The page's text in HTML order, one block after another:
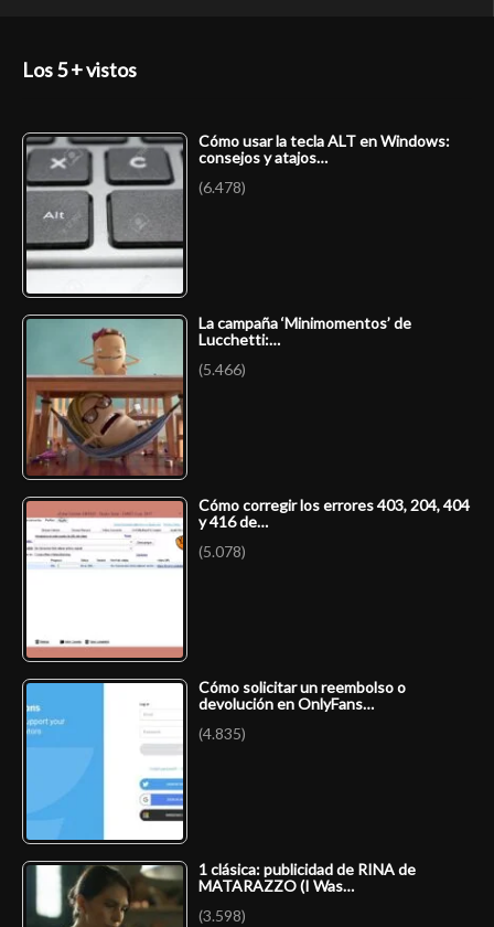
Los 5 + vistos
Cómo usar la tecla ALT en Windows:
consejos y atajos…
(6.478)
La campaña ‘Minimomentos’ de
Lucchetti:…
(5.466)
Cómo corregir los errores 403, 204, 404
y 416 de…
(5.078)
Cómo solicitar un reembolso o
devolución en OnlyFans…
(4.835)
1 clásica: publicidad de RINA de
MATARAZZO (I Was…
(3.598)